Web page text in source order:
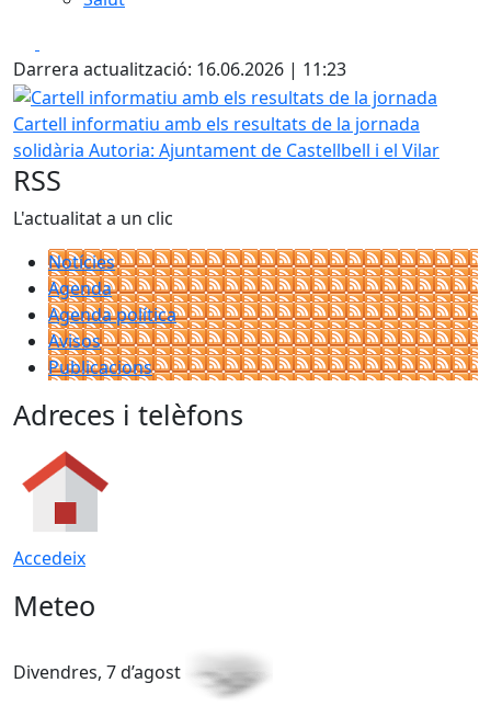
Darrera actualització: 16.06.2026 | 11:23
Cartell informatiu amb els resultats de la jornada
Cartell informatiu amb els resultats de la jornada
solidària Autoria: Ajuntament de Castellbell i el Vilar
RSS
L'actualitat a un clic
Notícies
Agenda
Agenda política
Avisos
Publicacions
Adreces i telèfons
Accedeix
Meteo
Divendres, 7 d’agost